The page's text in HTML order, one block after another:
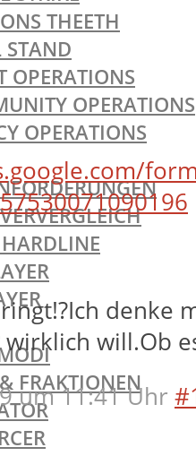
THEETH
STAND
OPERATIONS
OPERATIONS
OPERATIONS
FRAKTIONEN
denke
will.Ob
um 11:41 Uhr